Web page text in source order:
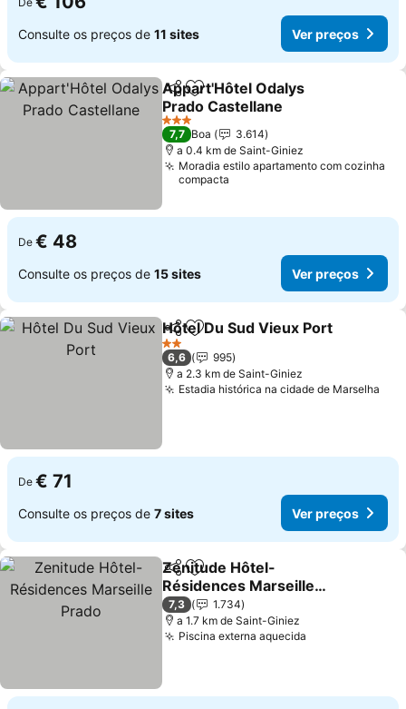
Consulte os preços de 11 sites Ver preços
PartilharAdicionar aos favoritos
Appart'Hôtel Odalys
Prado Castellane
3 Estrelas
7,7 Boa
3.614
a 0.4 km de Saint-Giniez
Moradia estilo apartamento com cozinha
compacta
De € 48
Consulte os preços de 15 sites Ver preços
PartilharAdicionar aos favoritos
Hôtel Du Sud Vieux Port
2 Estrelas
6,6
995
a 2.3 km de Saint-Giniez
Estadia histórica na cidade de Marselha
De € 71
Consulte os preços de 7 sites Ver preços
PartilharAdicionar aos favoritos
Zenitude Hôtel-
Résidences Marseille
Prado
7,3
1.734
a 1.7 km de Saint-Giniez
Piscina externa aquecida